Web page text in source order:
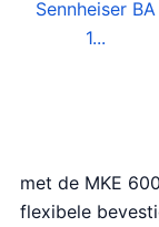
met de MKE
flexibele